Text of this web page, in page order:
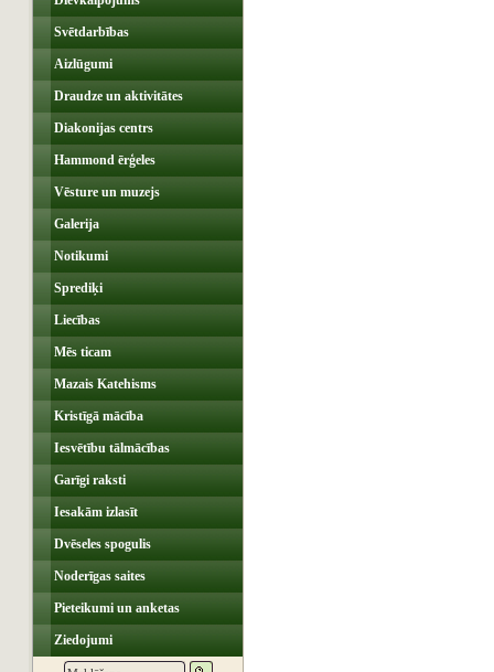
Svētdarbības
Aizlūgumi
Draudze un aktivitātes
Diakonijas centrs
Hammond ērģeles
Vēsture un muzejs
Galerija
Notikumi
Sprediķi
Liecības
Mēs ticam
Mazais Katehisms
Kristīgā mācība
Iesvētību tālmācības
Garīgi raksti
Iesakām izlasīt
Dvēseles spogulis
Noderīgas saites
Pieteikumi un anketas
Ziedojumi